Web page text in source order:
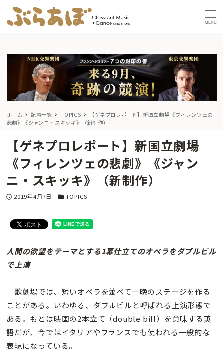
MENU
ホーム 記事一覧 TOPICS
【ゲネプロレポート】新国立劇場《フィレンツェの
悲劇》《ジャンニ・スキッキ》（新制作）
【ゲネプロレポート】新国立劇場
《フィレンツェの悲劇》《ジャン
ニ・スキッキ》（新制作）
投稿日
2019年4月7日 カテゴリー
TOPICS
人間の欲望をテーマとする1幕仕立てのオペラをダブルビル
で上演
歌劇場では、短いオペラを並べて一晩のステージを作る
ことがある。いわゆる、ダブルビルと呼ばれる上演形態で
ある。もとは映画の2本立て（double bill）を意味する英
語だが、今ではイタリアやフランスでも使われる一般的な
表現になっている。